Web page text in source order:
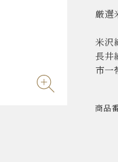
厳選
米沢
長井
市一
商品